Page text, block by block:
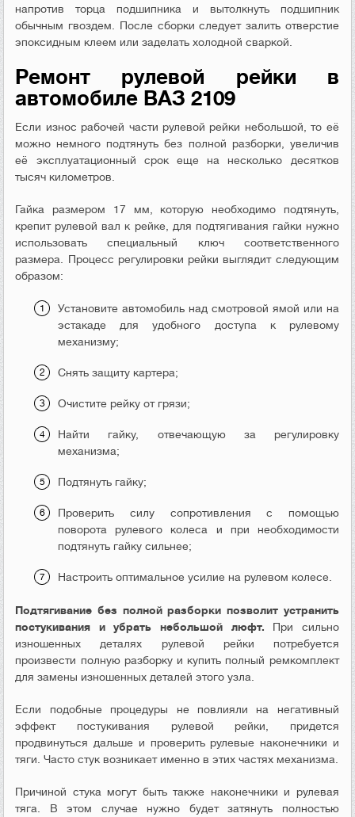
напротив торца подшипника и вытолкнуть подшипник
обычным гвоздем. После сборки следует залить отверстие
эпоксидным клеем или заделать холодной сваркой.
Ремонт рулевой рейки в
автомобиле ВАЗ 2109
Если износ рабочей части рулевой рейки небольшой, то её
можно немного подтянуть без полной разборки, увеличив
её эксплуатационный срок еще на несколько десятков
тысяч километров.
Гайка размером 17 мм, которую необходимо подтянуть,
крепит рулевой вал к рейке, для подтягивания гайки нужно
использовать специальный ключ соответственного
размера. Процесс регулировки рейки выглядит следующим
образом:
Установите автомобиль над смотровой ямой или на
эстакаде для удобного доступа к рулевому
механизму;
Снять защиту картера;
Очистите рейку от грязи;
Найти гайку, отвечающую за регулировку
механизма;
Подтянуть гайку;
Проверить силу сопротивления с помощью
поворота рулевого колеса и при необходимости
подтянуть гайку сильнее;
Настроить оптимальное усилие на рулевом колесе.
Подтягивание без полной разборки позволит устранить
постукивания и убрать небольшой люфт. При сильно
изношенных деталях рулевой рейки потребуется
произвести полную разборку и купить полный ремкомплект
для замены изношенных деталей этого узла.
Если подобные процедуры не повлияли на негативный
эффект постукивания рулевой рейки, придется
продвинуться дальше и проверить рулевые наконечники и
тяги. Часто стук возникает именно в этих частях механизма.
Причиной стука могут быть также наконечники и рулевая
тяга. В этом случае нужно будет затянуть полностью